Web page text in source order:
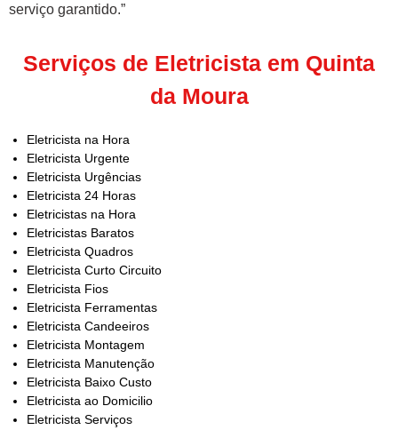
serviço garantido.”
Serviços de Eletricista em Quinta
da Moura
Eletricista na Hora
Eletricista Urgente
Eletricista Urgências
Eletricista 24 Horas
Eletricistas na Hora
Eletricistas Baratos
Eletricista Quadros
Eletricista Curto Circuito
Eletricista Fios
Eletricista Ferramentas
Eletricista Candeeiros
Eletricista Montagem
Eletricista Manutenção
Eletricista Baixo Custo
Eletricista ao Domicilio
Eletricista Serviços